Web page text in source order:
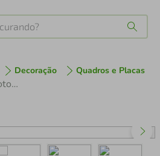
Decoração Quadros e Placas
Quadro Escultura Motocicleta Vintage 80x36 Preto